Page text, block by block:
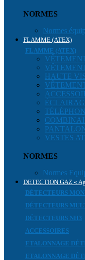
NORMES
Normes
FLAMME (ATEX)
FLAMME (ATEX)
HAUTE
VESTES
NORMES
Normes
DETECTION GAZ «
DÉTECTEURS
DÉTECTEURS
DÉTECTEURS NH3
ACCESSOIRES
ETALONNAGE
ETALONNAGE